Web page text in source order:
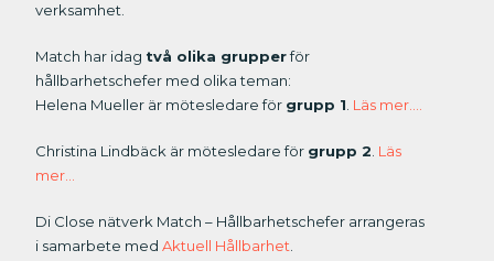
verksamhet.
Match har idag två olika grupperför
hållbarhetschefer med olika teman:
Helena Mueller är mötesledare för grupp 1. Läs mer….
Christina Lindbäck är mötesledare för grupp 2. Läs
mer…
Di Close nätverk Match – Hållbarhetschefer arrangeras
i samarbete medAktuell Hållbarhet.